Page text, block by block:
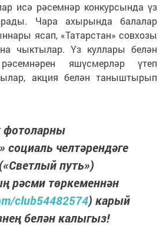
исә рәсемнәр конкурсында үз
Чара ахырында балалар
ясап, «Татарстан» совхозы
чыктылар. Үз куллары белән
яшүсмерләр үтеп
акция белән таныштырып
фотоларны
социаль челтәрендәге
путь»)
рәсми төркеменнән
club54482574) карый
белән калыгыз!